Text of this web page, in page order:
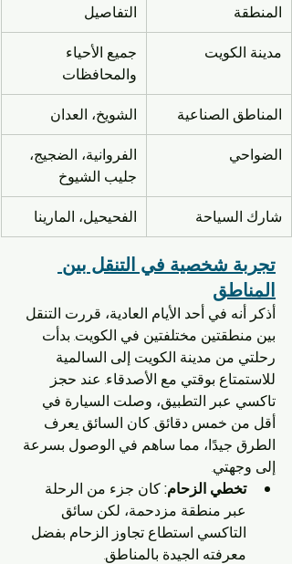
المنطقة
التفاصيل
مدينة الكويت
جميع الأحياء
والمحافظات
المناطق الصناعية
الشويخ، العدان
الضواحي
الفروانية، الضجيج،
جليب الشيوخ
شارك السياحة
الفحيحيل، المارينا
تجربة شخصية في التنقل بين
المناطق
أذكر أنه في أحد الأيام العادية، قررت التنقل
بين منطقتين مختلفتين في الكويت. بدأت
رحلتي من مدينة الكويت إلى السالمية
للاستمتاع بوقتي مع الأصدقاء. عند حجز
تاكسي عبر التطبيق، وصلت السيارة في
أقل من خمس دقائق. كان السائق يعرف
الطرق جيدًا، مما ساهم في الوصول بسرعة
إلى وجهتي.
تخطي الزحام: كان جزء من الرحلة
عبر منطقة مزدحمة، لكن سائق
التاكسي استطاع تجاوز الزحام بفضل
معرفته الجيدة بالمناطق.